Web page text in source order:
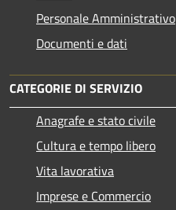
Personale Amministrativo
Documenti e dati
CATEGORIE DI SERVIZIO
Anagrafe e stato civile
Cultura e tempo libero
Vita lavorativa
Imprese e Commercio